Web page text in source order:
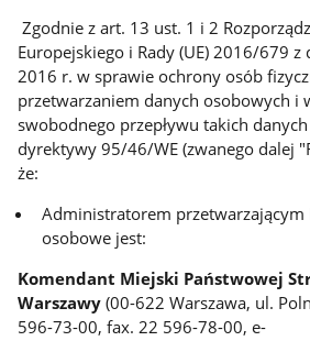
Zgodnie z art. 13 ust. 1 i 2
Europejskiego i Rady (UE) 2016/679
2016 r. w sprawie ochrony osób
przetwarzaniem danych osobowych i
swobodnego przepływu takich
dyrektywy 95/46/WE (zwanego dalej
że:
Administratorem przetwarzającym
osobowe jest:
Komendant Miejski Państwowej
Warszawy (00-622 Warszawa,
596-73-00, fax. 22 596-78-00, e-